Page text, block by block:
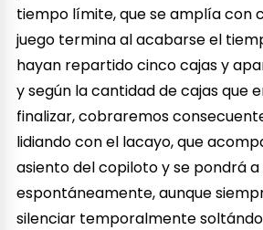
tiempo límite, que se amplía con
juego termina al acabarse el
hayan repartido cinco cajas y
y según la cantidad de cajas que
finalizar, cobraremos
lidiando con el lacayo, que
asiento del copiloto y se pondrá
espontáneamente, aunque
silenciar temporalmente